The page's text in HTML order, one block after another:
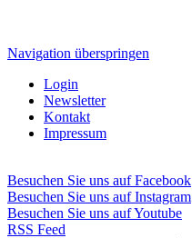
Navigation überspringen
Login
Newsletter
Kontakt
Impressum
Besuchen Sie uns auf Facebook
Besuchen Sie uns auf Instagram
Besuchen Sie uns auf Youtube
RSS Feed